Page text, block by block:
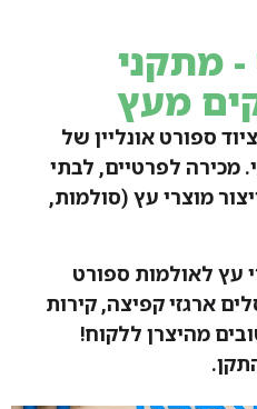
- מתקני
מעץ
ספורט אונליין של
מכירה לפרטיים, לבתי
מוצרי עץ (סולמות,
עץ לאולמות ספורט
ארגזי קפיצה, קירות
מהיצרן ללקוח!